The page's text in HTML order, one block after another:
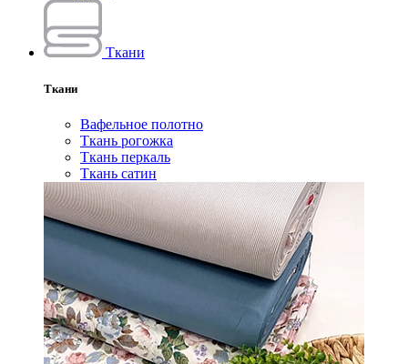
Ткани
Ткани
Вафельное полотно
Ткань рогожка
Ткань перкаль
Ткань сатин